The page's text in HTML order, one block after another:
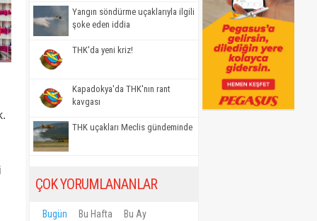
Yangın söndürme uçaklarıyla ilgili
şoke eden iddia
THK'da yeni kriz!
Kapadokya'da THK'nın rant
kavgası
THK uçakları Meclis gündeminde
ÇOK YORUMLANANLAR
Bugün Bu Hafta Bu Ay